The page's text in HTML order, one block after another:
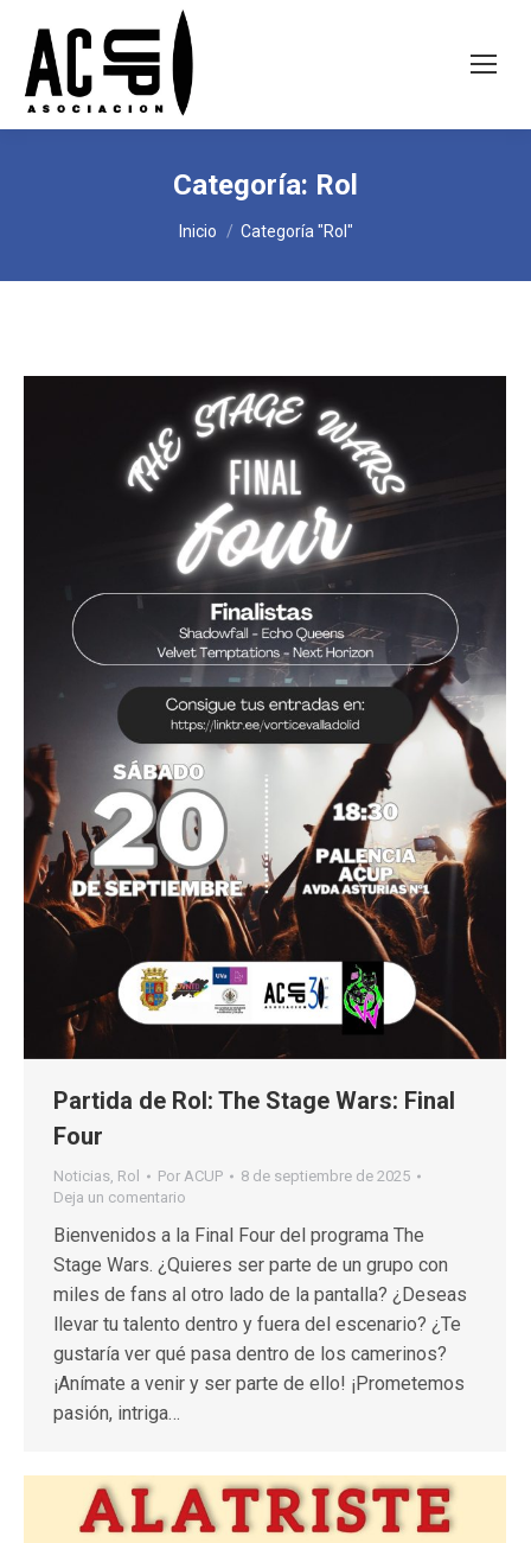
Categoría: Rol
Estás aquí:
Inicio Categoría "Rol"
Partida de Rol: The Stage Wars: Final
Four
Noticias Rol Por ACUP
8 de septiembre de 2025
Deja un comentario
Bienvenidos a la Final Four del programa The
Stage Wars. ¿Quieres ser parte de un grupo con
miles de fans al otro lado de la pantalla? ¿Deseas
llevar tu talento dentro y fuera del escenario? ¿Te
gustaría ver qué pasa dentro de los camerinos?
¡Anímate a venir y ser parte de ello! ¡Prometemos
pasión, intriga…